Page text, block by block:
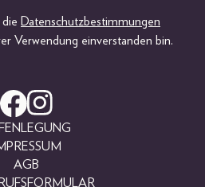
die Datenschutzbestimmungen
Verwendung einverstanden bin.
AGB